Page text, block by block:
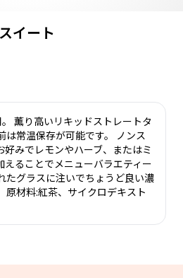
イート
薫り高いリキッドストレートタ
は常温保存が可能です。 ノンス
みでレモンやハーブ、またはミ
ることでメニューバラエティー
たグラスに注いでちょうど良い濃
原材料:紅茶、サイクロデキスト